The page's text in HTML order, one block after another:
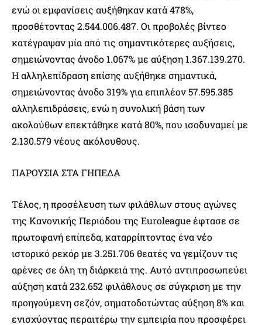
ενώ οι εμφανίσεις αυξήθηκαν κατά 478%,
προσθέτοντας 2.544.006.487. Οι προβολές βίντεο
κατέγραψαν μία από τις σημαντικότερες αυξήσεις,
σημειώνοντας άνοδο 1.067% με αύξηση 1.367.139.270.
Η αλληλεπίδραση επίσης αυξήθηκε σημαντικά,
σημειώνοντας άνοδο 319% για επιπλέον 57.595.385
αλληλεπιδράσεις, ενώ η συνολική βάση των
ακολούθων επεκτάθηκε κατά 80%, που ισοδυναμεί με
2.130.579 νέους ακόλουθους.
ΠΑΡΟΥΣΙΑ ΣΤΑ ΓΗΠΕΔΑ
Τέλος, η προσέλευση των φιλάθλων στους αγώνες
της Κανονικής Περιόδου της Euroleague έφτασε σε
πρωτοφανή επίπεδα, καταρρίπτοντας ένα νέο
ιστορικό ρεκόρ με 3.251.706 θεατές να γεμίζουν τις
αρένες σε όλη τη διάρκειά της. Αυτό αντιπροσωπεύει
αύξηση κατά 232.652 φιλάθλους σε σύγκριση με την
προηγούμενη σεζόν, σηματοδοτώντας αύξηση 8% και
ενισχύοντας περαιτέρω την εμπειρία που προσφέρει